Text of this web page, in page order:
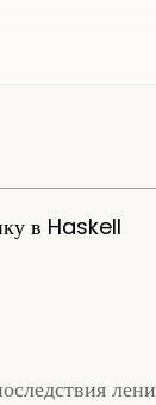
в Haskell
лени